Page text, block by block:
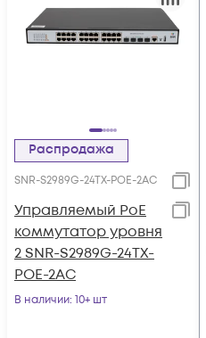
Распродажа
SNR-S2989G-24TX-POE-2AC
Управляемый PoE
коммутатор уровня
2 SNR-S2989G-24TX-
POE-2AC
В наличии: 10+ шт